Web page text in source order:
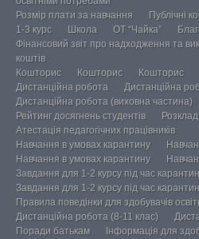
Розмір плати за навчання
Публічні
1-3 курс
Школа ОТ “Чайка”
Фінансовий звіт про надходження та
коштів
Кошторис
Кошторис Кошторис
Дистанційна робота
Дистанційна
Дистанційна робота (виховна частина)
Рейтинг досягнень студентів
Атестація педагогічних працівників
Навчання в умовах карантину
Навчання в умовах карантину
Завдання для 1-2 курсу під час
Завдання для 1-2 курсу під час
Правила поведінки для здобувачів
Дистанційна робота (8-11 клас)
Поради батькам
Інформація для